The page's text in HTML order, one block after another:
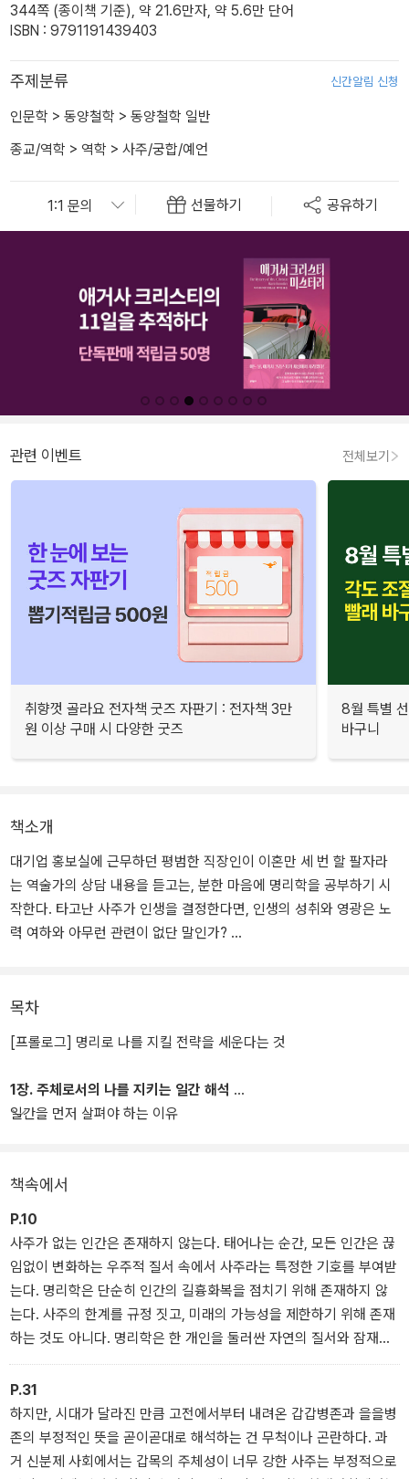
344쪽 (종이책 기준), 약 21.6만자, 약 5.6만 단어
ISBN : 9791191439403
주제분류 신간알림 신청
인문학 > 동양철학 > 동양철학 일반
종교/역학 > 역학 > 사주/궁합/예언
선물하기 공유하기
관련 이벤트 전체보기
취향껏 골라요 전자책 굿즈 자판기 : 전자책 3만
원 이상 구매 시 다양한 굿즈
8월 특별
바구니
책소개
대기업 홍보실에 근무하던 평범한 직장인이 이혼만 세 번 할 팔자라
는 역술가의 상담 내용을 듣고는, 분한 마음에 명리학을 공부하기 시
작한다. 타고난 사주가 인생을 결정한다면, 인생의 성취와 영광은 노
력 여하와 아무런 관련이 없단 말인가?
부한 그는 “좋은 사주와 나쁜 사주가 있는 것이 아니라 활용하는 자와
때마다 주어진 운을 무기로 활용하여 더 나은 운명을 맞이하는 방법
목차
[프롤로그] 명리로 나를 지킬 전략을 세운다는 것
1장. 주체로서의 나를 지키는 일간 해석
일간을 먼저 살펴야 하는 이유
책속에서
P.10
사주가 없는 인간은 존재하지 않는다. 태어나는 순간, 모든 인간은 끊
임없이 변화하는 우주적 질서 속에서 사주라는 특정한 기호를 부여받
는다. 명리학은 단순히 인간의 길흉화복을 점치기 위해 존재하지 않
는다. 사주의 한계를 규정 짓고, 미래의 가능성을 제한하기 위해 존재
하는 것도 아니다. 명리학은 한 개인을 둘러싼 자연의 질서와 잠재력
을 파악하고, 어떻게 하면 다가올 미래를 전략적으로 활용할 수 있을
지 알려주는 삶의 유용한 도구이자 무기다.
프롤로그 중에서
P.31
하지만, 시대가 달라진 만큼 고전에서부터 내려온 갑갑병존과 을을병
존의 부정적인 뜻을 곧이곧대로 해석하는 건 무척이나 곤란하다. 과
거 신분제 사회에서는 갑목의 주체성이 너무 강한 사주는 부정적으로